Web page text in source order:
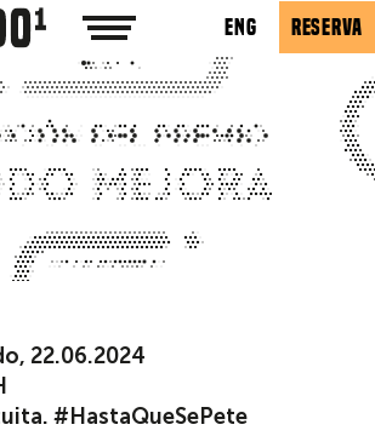
ENG RESERVA
22.06.2024
#HastaQueSePete